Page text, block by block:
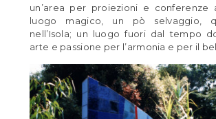
un’area per proiezioni e conferenze
luogo magico, un pò selvaggio,
nell’Isola; un luogo fuori dal tempo
arte e passione per l’armonia e per il